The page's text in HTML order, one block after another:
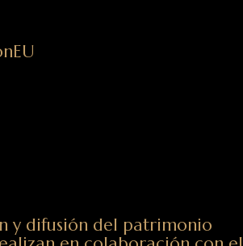
y difusión del patrimonio